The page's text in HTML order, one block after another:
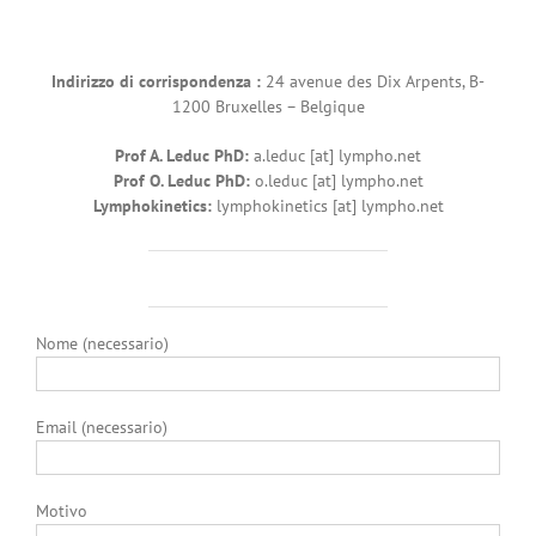
Indirizzo di corrispondenza : 24 avenue des Dix Arpents, B-
1200 Bruxelles – Belgique
Prof A. Leduc PhD: a.leduc [at] lympho.net
Prof O. Leduc PhD:o.leduc [at] lympho.net
Lymphokinetics:lymphokinetics [at] lympho.net
Nome (necessario)
Email (necessario)
Motivo